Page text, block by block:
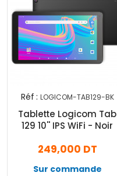
Réf : LOGICOM-TAB129-BK
Tablette Logicom Tab
129 10'' IPS WiFi - Noir
249,000 DT
Sur commande